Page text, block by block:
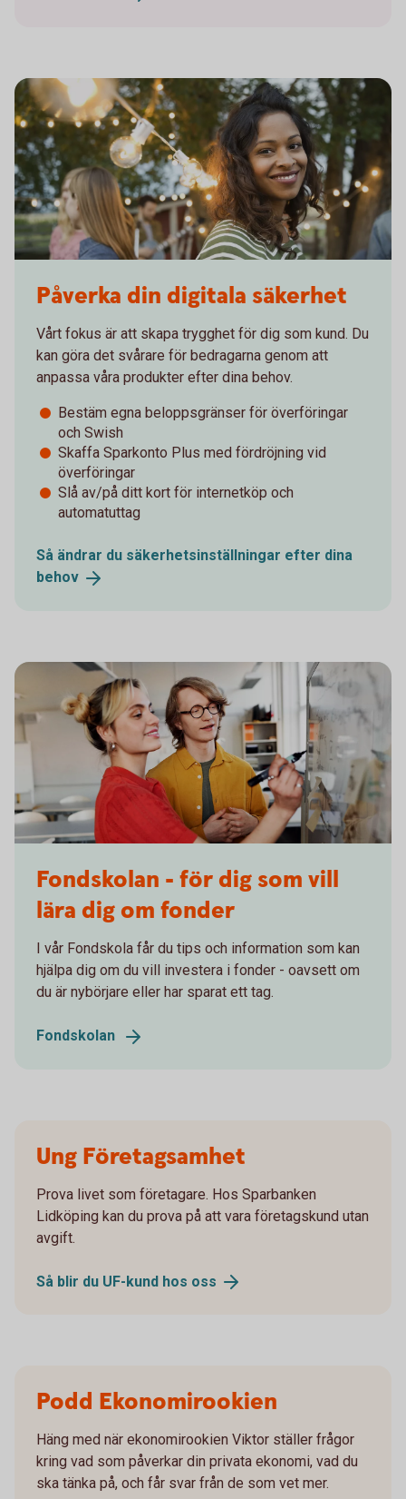
Påverka din digitala säkerhet
Vårt fokus är att skapa trygghet för dig som kund. Du
kan göra det svårare för bedragarna genom att
anpassa våra produkter efter dina behov.
Bestäm egna beloppsgränser för överföringar
och Swish
Skaffa Sparkonto Plus med fördröjning vid
överföringar
Slå av/på ditt kort för internetköp och
automatuttag
Så ändrar du säkerhetsinställningar efter dina
behov
Fondskolan - för dig som vill
lära dig om fonder
I vår Fondskola får du tips och information som kan
hjälpa dig om du vill investera i fonder - oavsett om
du är nybörjare eller har sparat ett tag.
Fondskolan
Ung Företagsamhet
Prova livet som företagare. Hos Sparbanken
Lidköping kan du prova på att vara företagskund utan
avgift.
Så blir du UF-kund hos oss
Podd Ekonomirookien
Häng med när ekonomirookien Viktor ställer frågor
kring vad som påverkar din privata ekonomi, vad du
ska tänka på, och får svar från de som vet mer.